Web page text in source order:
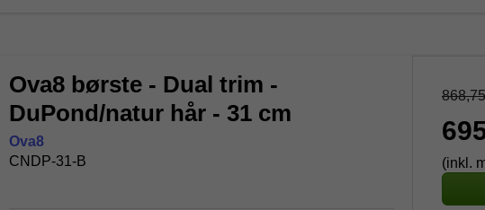
Ova8 børste - Dual trim -
DuPond/natur hår - 31 cm
Ova8
CNDP-31-B
(inkl.